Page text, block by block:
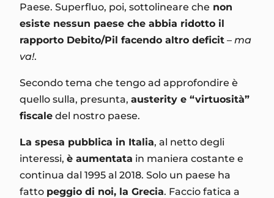
Paese. Superfluo, poi, sottolineare che non
esiste nessun paese che abbia ridotto il
rapporto Debito/Pil facendo altro deficit – ma
va!.
Secondo tema che tengo ad approfondire è
quello sulla, presunta, austerity e “virtuosità”
fiscale del nostro paese.
La spesa pubblica in Italia, al netto degli
interessi, è aumentata in maniera costante e
continua dal 1995 al 2018. Solo un paese ha
fatto peggio di noi, la Grecia. Faccio fatica a